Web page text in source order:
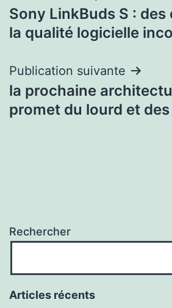
de
Sony LinkBuds S :
la qualité logicielle
Publication suivante
la prochaine
promet du lourd et
Rechercher
Articles récents